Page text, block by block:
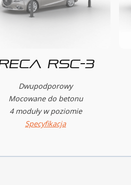
RSC-3
Dwupodporowy
Mocowane do betonu
4 moduły w poziomie
Specyfikacja